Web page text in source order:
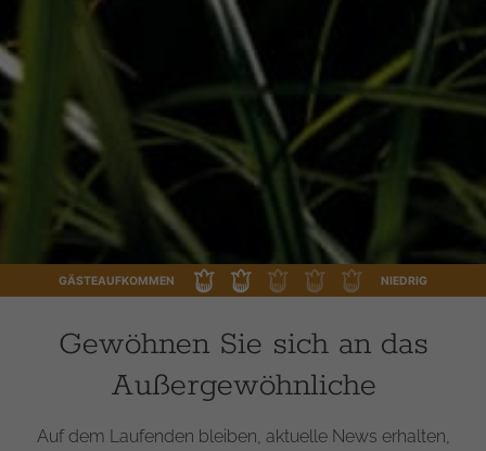
GÄSTEAUFKOMMEN NIEDRIG
Gewöhnen Sie sich an das
Außergewöhnliche
Auf dem Laufenden bleiben, aktuelle News erhalten,